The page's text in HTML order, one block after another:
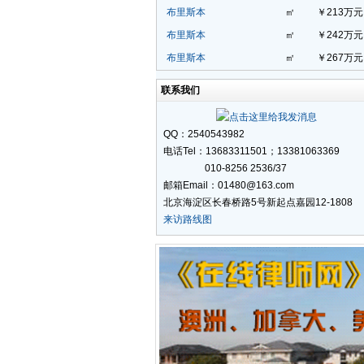
布里斯本 ㎡
￥213万元
布里斯本
㎡
￥242万元
布里斯本
㎡ ￥267万元
联系我们
QQ：2540543982
电话Tel：13683311501；13381063369
010-8256 2536/37
邮箱Email：01480@163.com
北京海淀区长春桥路5号新起点嘉园12-1808
来访路线图